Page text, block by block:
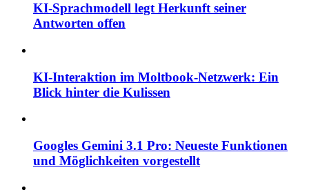
KI-Sprachmodell legt Herkunft seiner
Antworten offen
KI-Interaktion im Moltbook-Netzwerk: Ein
Blick hinter die Kulissen
Googles Gemini 3.1 Pro: Neueste Funktionen
und Möglichkeiten vorgestellt